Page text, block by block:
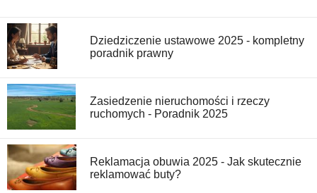
Dziedziczenie ustawowe 2025 - kompletny
poradnik prawny
Zasiedzenie nieruchomości i rzeczy
ruchomych - Poradnik 2025
Reklamacja obuwia 2025 - Jak skutecznie
reklamować buty?